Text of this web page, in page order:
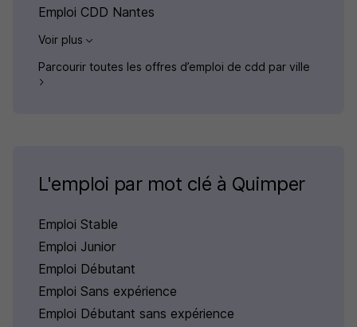
Emploi CDD Nantes
Voir plus
Parcourir toutes les offres d’emploi de cdd par ville
L'emploi par mot clé à Quimper
Emploi Stable
Emploi Junior
Emploi Débutant
Emploi Sans expérience
Emploi Débutant sans expérience